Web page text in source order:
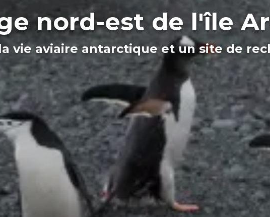
nord-est de l'île
vie aviaire antarctique et un site de